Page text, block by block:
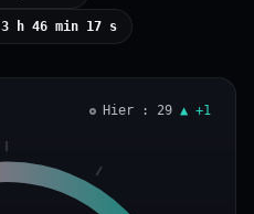
3 h 46 min 16 s
Hier : 29 ▲ +1